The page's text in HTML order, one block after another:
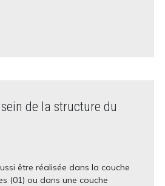
de la structure du
être réalisée dans la couche
(01) ou dans une couche